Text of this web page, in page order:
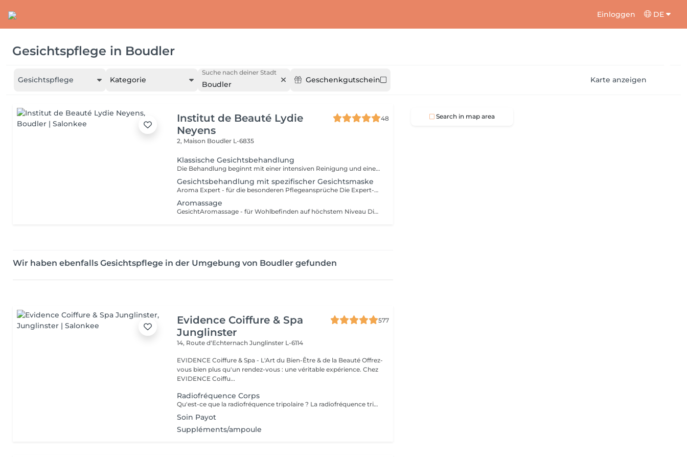
Einloggen DE
Gesichtspflege in Boudler
Gesichtspflege Kategorie
Suche nach deiner Stadt
Boudler Geschenkgutschein Karte anzeigen
Institut de Beauté Lydie
Neyens
48
2, Maison Boudler L-6835
Klassische Gesichtsbehandlung
Die Behandlung beginnt mit einer intensiven Reinigung und einem Gesichtswasser das Ihre Haut neutralisiert und beruhigt. Make-Up und Umwelteinflüsse werden sanft entfernt. Bei der anschließenden Behandlung werden ausschließlich auf die Bedürfnisse Ihrer Haut abgestimmte Produkte verwendet. Mit einem Peeling werden die oberste Zelllagen der Haut abgetragen und die Poren werden geöffnet. Unreinheiten der Haut werden professionell und sanft entfernt. Nach der Tiefenausreinigung freut sich die Haut auf eine entspannende Massage bei der Sie die Augen schließen dürfen und einfach nur genießen können. Eine wirkstoffreiche Maske rundet alles ab. Mit einer Pflegenden Creme wird die Behandlung abgeschlossen und Sie können entspannt in Ihren weiteren Tag starten. Diese Behandlung ist für alle Hauttypen geeignet.
Gesichtsbehandlung mit spezifischer Gesichtsmaske
Aroma Expert - für die besonderen Pflegeansprüche Die Expert-Behandlungen sind die exklusivsten Decleor Behandlungen für höchste Pflegeansprüche. Neben den Ihrem Hauttyp entsprechenden Aromessencen und Baumes werden die konzentrierten Spezialmasken, die kurz vor dem Auftragen verrührt werden, in das Behandlungsritual integriert. - Maske Hydra Force für feuchtigkeitsarme Haut - Maske Aroma Lisse für sehr müde Haut - Maske Mate and Pure für Misch- und ölige Haut - Maske Harmonie Douceur Expert für empfindliche Haut Elemente der Aroma Expert Behandlung: Reinigungsritual (Reinigung, Intensivreinigung, mildes Peeling), Tiefenausreinigung und Massage für Gesicht, Hals und Dekolleté,Tagespflege. Diese Behandlung ist für alle Hauttypen geeignet.
Aromassage
GesichtAromassage - für Wohlbefinden auf höchstem Niveau Dies ist eine sanfte Massagebehandlung für alle, die Stressabbau, Beruhigung und Entspannung suchen, für entspannte Gesichtszüge und einen leuchtenden Teint. Genießen Sie die wohltuende Kraft Ätherischer Öle. Elemente der Aromassage Behandlung: Reinigungsritual (Reinigung, Intensivreinigung, mildes Peeling), Massage für Gesicht, Hals und Dekolleté, Maske, Tagespflege. Diese Behandlung ist für alle Hauttypen geeignet.
Wir haben ebenfalls Gesichtspflege in der Umgebung von Boudler gefunden
Evidence Coiffure & Spa
Junglinster
577
14, Route d‘EchternachJunglinster L-6114
EVIDENCE Coiffure & Spa - L'Art du Bien-Être & de la Beauté Offrez-
vous bien plus qu'un rendez-vous : une véritable expérience. Chez
EVIDENCE Coiffu...
Radiofréquence Corps
Qu'est-ce que la radiofréquence tripolaire ? La radiofréquence tripolaire est l'une des méthodes non invasives les plus efficaces pour raffermir et tonifier visiblement la peau. La peau perd naturellement son élasticité et sa souplesse à cause du processus de vieillissement ou des fluctuations de poids, et à mesure que la peau s'amincit, les signes du temps deviennent plus fréquents. L'énergie radiofréquence stimule la contraction des fibres de collagène existantes et la production de nouvelles cellules pour lisser, tonifier et raffermir la peau. Les zones de traitement comprennent : Cou (uniquement sur les côtés et jamais devant); Double menton - Double menton ; Front; Autour des yeux; Joues; moustache chinoise; région de la mâchoire.
Soin Payot
Suppléments/ampoule
Search in map area